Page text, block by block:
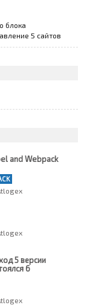
блока
5 сайтов
and Webpack
5 версии
6